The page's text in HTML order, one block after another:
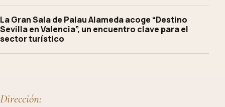
La Gran Sala de Palau Alameda acoge “Destino
Sevilla en Valencia”, un encuentro clave para el
sector turístico
Dirección: